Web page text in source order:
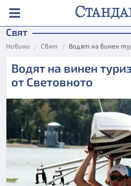
Свят
Новини Свят Водят на винен
Водят на винен
от Световното